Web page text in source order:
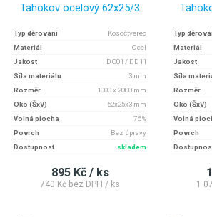
Tahokov ocelový 62x25/3
Typ děrování
Kosočtverec
Materiál
Ocel
Jakost
DC01 / DD11
Síla materiálu
3 mm
Rozměr
1000 x 2000 mm
Oko (ŠxV)
62x25x3 mm
Volná plocha
76 %
Povrch
Bez úpravy
Dostupnost
skladem
895 Kč / ks
740 Kč bez DPH / ks
Typ
Materiál
Jakost
Síla
Rozměr
Oko (ŠxV)
Volná
Povrch
1